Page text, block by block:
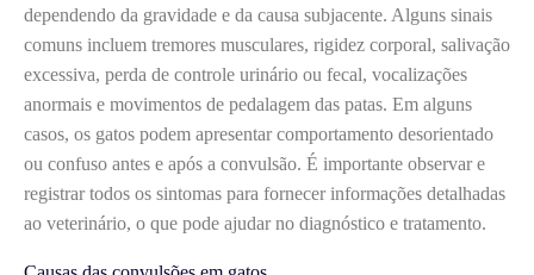
dependendo da gravidade e da causa subjacente. Alguns sinais
comuns incluem tremores musculares, rigidez corporal, salivação
excessiva, perda de controle urinário ou fecal, vocalizações
anormais e movimentos de pedalagem das patas. Em alguns
casos, os gatos podem apresentar comportamento desorientado
ou confuso antes e após a convulsão. É importante observar e
registrar todos os sintomas para fornecer informações detalhadas
ao veterinário, o que pode ajudar no diagnóstico e tratamento.